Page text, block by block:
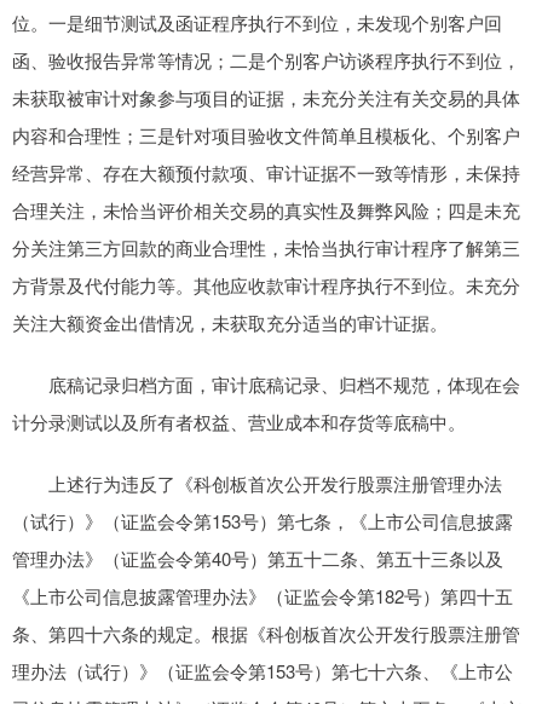
位。一是细节测试及函证程序执行不到位，未发现个别客户回
函、验收报告异常等情况；二是个别客户访谈程序执行不到位，
未获取被审计对象参与项目的证据，未充分关注有关交易的具体
内容和合理性；三是针对项目验收文件简单且模板化、个别客户
经营异常、存在大额预付款项、审计证据不一致等情形，未保持
合理关注，未恰当评价相关交易的真实性及舞弊风险；四是未充
分关注第三方回款的商业合理性，未恰当执行审计程序了解第三
方背景及代付能力等。其他应收款审计程序执行不到位。未充分
关注大额资金出借情况，未获取充分适当的审计证据。
底稿记录归档方面，审计底稿记录、归档不规范，体现在会
计分录测试以及所有者权益、营业成本和存货等底稿中。
上述行为违反了《科创板首次公开发行股票注册管理办法
（试行）》（证监会令第153号）第七条，《上市公司信息披露
管理办法》（证监会令第40号）第五十二条、第五十三条以及
《上市公司信息披露管理办法》（证监会令第182号）第四十五
条、第四十六条的规定。根据《科创板首次公开发行股票注册管
理办法（试行）》（证监会令第153号）第七十六条、《上市公